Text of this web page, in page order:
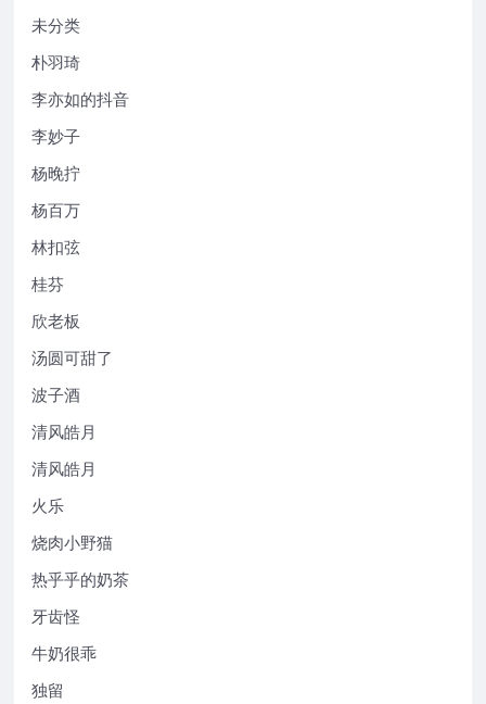
未分类
朴羽琦
李亦如的抖音
李妙子
杨晚拧
杨百万
林扣弦
桂芬
欣老板
汤圆可甜了
波子酒
清风皓月
清风皓月
火乐
烧肉小野猫
热乎乎的奶茶
牙齿怪
牛奶很乖
独留